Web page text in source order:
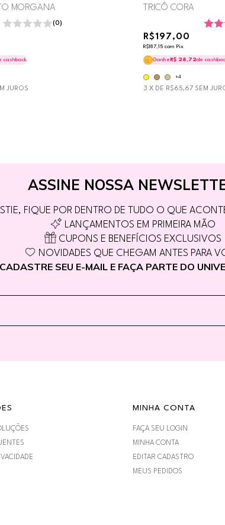
MORGANA
(0)
cashback
JUROS
TRICÔ CORA
R$197,00
R$187,15 com Pix
Ganhe R$ 28,72de
+4
3 X DE R$65,67 SEM
ASSINE NOSSA
FIQUE POR DENTRO DE TUDO O QUE
LANÇAMENTOS EM PRIMEIRA MÃO
CUPONS E BENEFÍCIOS EXCLUSIVOS
NOVIDADES QUE CHEGAM ANTES PARA
CADASTRE SEU E-MAIL E FAÇA PARTE DO
MINHA CONTA
FAÇA SEU LOGIN
MINHA CONTA
EDITAR CADASTRO
MEUS PEDIDOS